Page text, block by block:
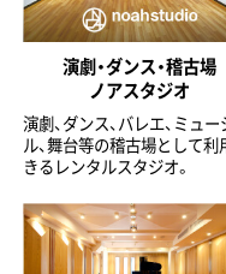
演劇・ダンス・稽古場
ノアスタジオ
演劇、ダンス、バレエ、ミュー
ル、舞台等の稽古場として利
きるレンタルスタジオ。